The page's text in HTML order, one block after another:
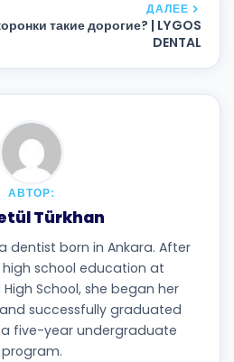
ДАЛЕЕ
такие дорогие? | LYGOS
DENTAL
АВТОР:
Türkhan
dentist born in Ankara. After
school education at
School, she began her
successfully graduated
five-year undergraduate
program.